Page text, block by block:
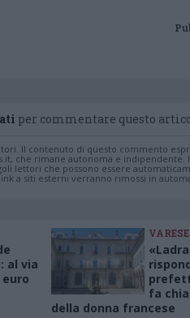
per commentare questo
Il contenuto di questo commento
che rimane autonoma e indipendente.
lettori che possono essere
a siti esterni verranno rimossi in
al via
euro
VARESE
fa
della donna francese